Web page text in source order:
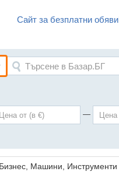
Сайт за безплатни
—
Бизнес, Машини, Инструменти